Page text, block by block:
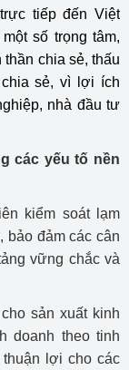
tiếp đến Việt
số trọng tâm,
chia sẻ, thấu
sẻ, vì lợi ích
nhà đầu tư
các yếu tố nền
kiểm soát lạm
bảo đảm các cân
vững chắc và
sản xuất kinh
doanh theo tinh
lợi cho các